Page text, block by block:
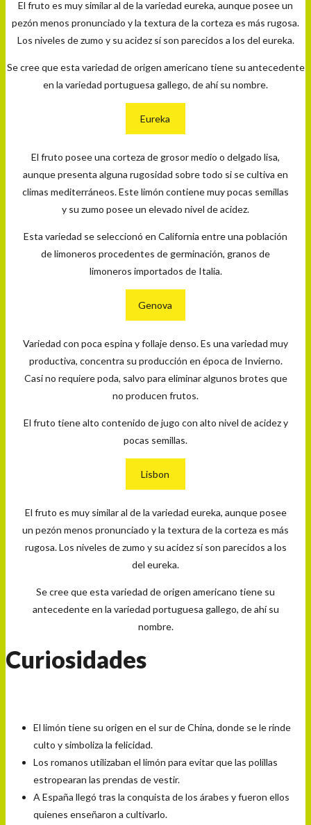
El fruto es muy similar al de la variedad eureka, aunque posee un
pezón menos pronunciado y la textura de la corteza es más rugosa.
Los niveles de zumo y su acidez sí son parecidos a los del eureka.
Se cree que esta variedad de origen americano tiene su antecedente
en la variedad portuguesa gallego, de ahí su nombre.
Eureka
El fruto posee una corteza de grosor medio o delgado lisa,
aunque presenta alguna rugosidad sobre todo si se cultiva en
climas mediterráneos. Este limón contiene muy pocas semillas
y su zumo posee un elevado nivel de acidez.
Esta variedad se seleccionó en California entre una población
de limoneros procedentes de germinación, granos de
limoneros importados de Italia.
Genova
Variedad con poca espina y follaje denso. Es una variedad muy
productiva, concentra su producción en época de Invierno.
Casi no requiere poda, salvo para eliminar algunos brotes que
no producen frutos.
El fruto tiene alto contenido de jugo con alto nivel de acidez y
pocas semillas.
Lisbon
El fruto es muy similar al de la variedad eureka, aunque posee
un pezón menos pronunciado y la textura de la corteza es más
rugosa. Los niveles de zumo y su acidez sí son parecidos a los
del eureka.
Se cree que esta variedad de origen americano tiene su
antecedente en la variedad portuguesa gallego, de ahí su
nombre.
Curiosidades
El limón tiene su origen en el sur de China, donde se le rinde
culto y simboliza la felicidad.
Los romanos utilizaban el limón para evitar que las polillas
estropearan las prendas de vestir.
A España llegó tras la conquista de los árabes y fueron ellos
quienes enseñaron a cultivarlo.